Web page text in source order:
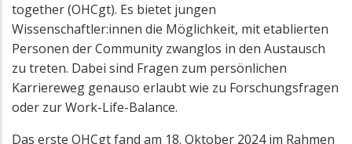
together (OHCgt). Es bietet jungen
Wissenschaftler:innen die Möglichkeit, mit etablierten
Personen der Community zwanglos in den Austausch
zu treten. Dabei sind Fragen zum persönlichen
Karriereweg genauso erlaubt wie zu Forschungsfragen
oder zur Work-Life-Balance.
Das erste OHCgt fand am 18. Oktober 2024 im Rahmen